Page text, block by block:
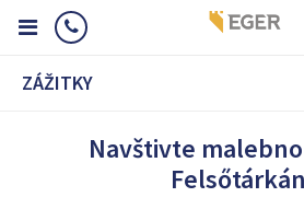
ZÁŽITKY
Navštivte